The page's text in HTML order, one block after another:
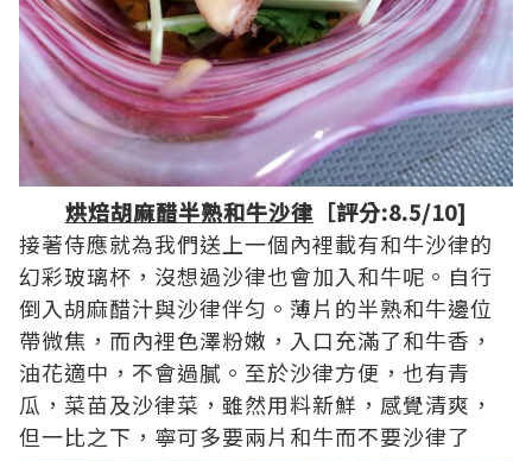
烘焙胡麻醋半熟和牛沙律 ［評分:8.5/10]
接著侍應就為我們送上一個內裡載有和牛沙律的
幻彩玻璃杯，沒想過沙律也會加入和牛呢。自行
倒入胡麻醋汁與沙律伴匀。薄片的半熟和牛邊位
帶微焦，而內裡色澤粉嫩，入口充滿了和牛香，
油花適中，不會過膩。至於沙律方便，也有青
瓜，菜苗及沙律菜，雖然用料新鮮，感覺清爽，
但一比之下，寧可多要兩片和牛而不要沙律了